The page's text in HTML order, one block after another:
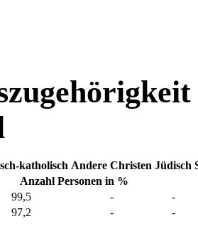
katholisch Andere Christen Jüdisch
Anzahl Personen in %
99,5 -
-
97,2 - -